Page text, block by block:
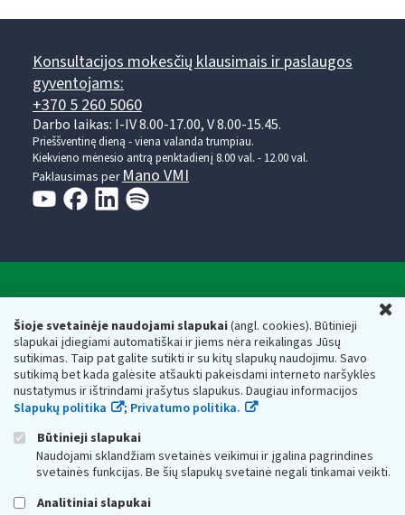
Šioje svetainėje naudojami slapukai(angl. cookies). Būtinieji
slapukai įdiegiami automatiškai ir jiems nėra reikalingas Jūsų
sutikimas. Taip pat galite sutikti ir su kitų slapukų naudojimu. Savo
sutikimą bet kada galėsite atšaukti pakeisdami interneto naršyklės
nustatymus ir ištrindami įrašytus slapukus. Daugiau informacijos
Slapukų politika
; Privatumo politika.
Būtinieji slapukai
Naudojami sklandžiam svetainės veikimui ir įgalina pagrindines
svetainės funkcijas. Be šių slapukų svetainė negali tinkamai veikti.
Analitiniai slapukai
Konsultacijos mokesčių klausimais ir paslaugos
gyventojams:
+370 5 260 5060
Darbo laikas: I-IV 8.00-17.00, V 8.00-15.45.
Prieššventinę dieną - viena valanda trumpiau.
Kiekvieno mėnesio antrą penktadienį 8.00 val. - 12.00 val.
Paklausimas per Mano VMI
Respublikos finansų ministerijos
Biudžetinė įstaiga. Juridinio asmens kodas — 188659752,
adresas: Vasario 16-osios g. 14, 01107 Vilnius, Lietuva, el.paštas:
vmi@vmi.lt, E. pristatymo dėžutės adresas 188659752
Duomenys apie Valstybinę mokesčių inspekciją prie Lietuvos
Respublikos finansų ministerijos kaupiami ir saugomi Juridinių